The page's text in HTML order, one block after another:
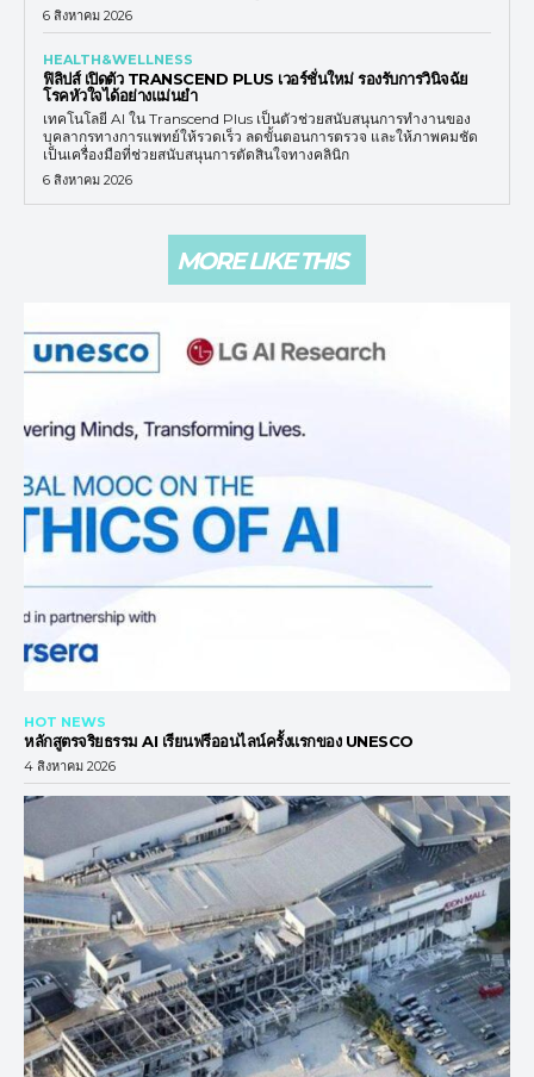
6 สิงหาคม 2026
HEALTH&WELLNESS
ฟิลิปส์ เปิดตัว TRANSCEND PLUS เวอร์ชั่นใหม่ รองรับการวินิจฉัย
โรคหัวใจได้อย่างแม่นยำ
เทคโนโลยี AI ใน Transcend Plus เป็นตัวช่วยสนับสนุนการทำงานของ
บุคลากรทางการแพทย์ให้รวดเร็ว ลดขั้นตอนการตรวจ และให้ภาพคมชัด
เป็นเครื่องมือที่ช่วยสนับสนุนการตัดสินใจทางคลินิก
6 สิงหาคม 2026
MORE LIKE THIS
HOT NEWS
หลักสูตรจริยธรรม AI เรียนฟรีออนไลน์ครั้งแรกของ UNESCO
4 สิงหาคม 2026